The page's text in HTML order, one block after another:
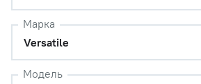
Марка
Versatile
Модель